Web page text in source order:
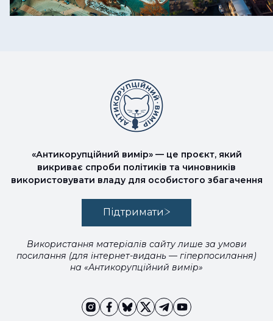
«Антикорупційний вимір» — це проєкт, який
викриває спроби політиків та чиновників
використовувати владу для особистого збагачення
Підтримати
Використання матеріалів сайту лише за умови
посилання (для інтернет-видань — гіперпосилання)
на «Антикорупційний вимір»